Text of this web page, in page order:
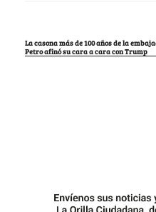
La casona más de 100 años de la
Petro afinó su cara a cara con Trump